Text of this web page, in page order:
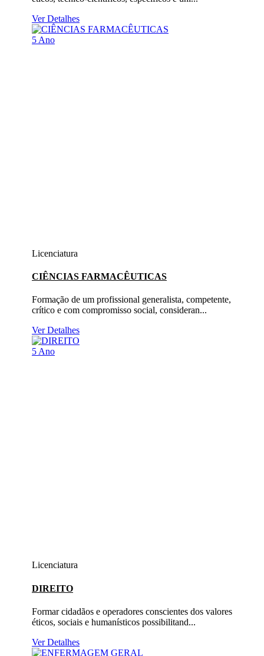
Ver Detalhes
5 Ano
Licenciatura
CIÊNCIAS FARMACÊUTICAS
Formação de um profissional generalista, competente,
crítico e com compromisso social, consideran...
Ver Detalhes
5 Ano
Licenciatura
DIREITO
Formar cidadãos e operadores conscientes dos valores
éticos, sociais e humanísticos possibilitand...
Ver Detalhes